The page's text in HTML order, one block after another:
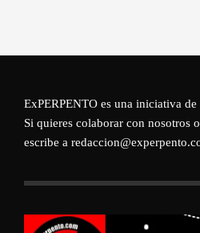
ExPERPENTO es una iniciativa de
Si quieres colaborar con nosotros
escribe a